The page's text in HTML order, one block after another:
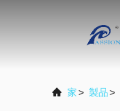
家> 製品>